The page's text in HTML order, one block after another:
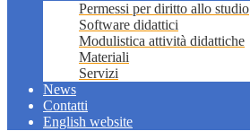
Permessi per diritto allo studio
Software didattici
Modulistica attività didattiche
Materiali
Servizi
News
Contatti
English website